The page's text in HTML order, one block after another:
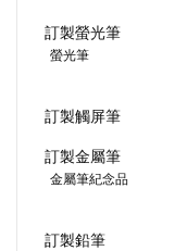
訂製螢光筆
螢光筆
訂製觸屏筆
訂製金屬筆
金屬筆紀念品
訂製鉛筆